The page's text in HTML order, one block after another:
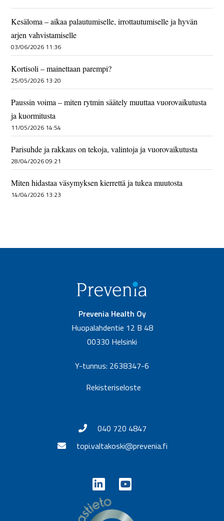
Kesäloma – aikaa palautumiselle, irrottautumiselle ja hyvän
arjen vahvistamiselle
03/06/2026 11:36
Kortisoli – mainettaan parempi?
25/05/2026 13:20
Paussin voima – miten rytmin säätely muuttaa vuorovaikutusta
ja kuormitusta
11/05/2026 14:54
Parisuhde ja rakkaus on tekoja, valintoja ja vuorovaikutusta
28/04/2026 09:21
Miten hidastaa väsymyksen kierrettä ja tukea muutosta
14/04/2026 13:23
Prevenia Health Oy
Huopalahdentie 12 B 48
00330 Helsinki
Y-tunnus: 2638347-6
Rekisteriseloste
040 720 4847
topi.valtakoski@prevenia.fi